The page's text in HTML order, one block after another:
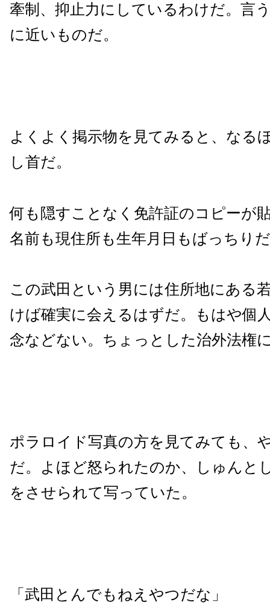
牽制、抑止力にしているわけだ。言
に近いものだ。
よくよく掲示物を見てみると、なる
し首だ。
何も隠すことなく免許証のコピーが
名前も現住所も生年月日もばっちり
この武田という男には住所地にある
けば確実に会えるはずだ。もはや個
念などない。ちょっとした治外法権
ポラロイド写真の方を見てみても、
だ。よほど怒られたのか、しゅんと
をさせられて写っていた。
「武田とんでもねえやつだな」